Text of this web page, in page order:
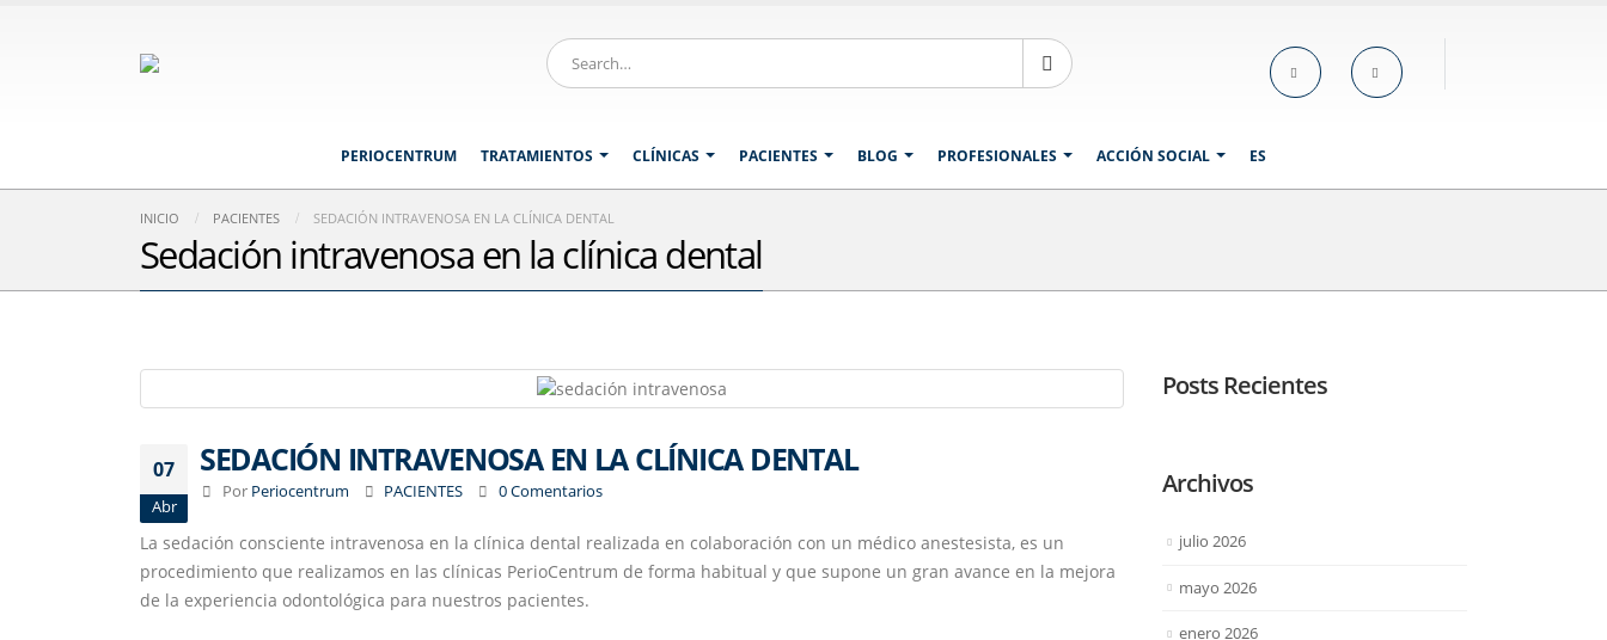
PERIOCENTRUM TRATAMIENTOS CLÍNICAS PACIENTES BLOG PROFESIONALES ACCIÓN SOCIAL ES
INICIO PACIENTES SEDACIÓN INTRAVENOSA EN LA CLÍNICA DENTAL
Sedación intravenosa en la clínica dental
07
Abr
SEDACIÓN INTRAVENOSA EN LA CLÍNICA DENTAL
Por Periocentrum PACIENTES 0 Comentarios
La sedación consciente intravenosa en la clínica dental realizada en colaboración con un médico anestesista, es un
procedimiento que realizamos en las clínicas PerioCentrum de forma habitual y que supone un gran avance en la mejora
de la experiencia odontológica para nuestros pacientes.
Posts Recientes
Archivos
julio 2026
mayo 2026
enero 2026